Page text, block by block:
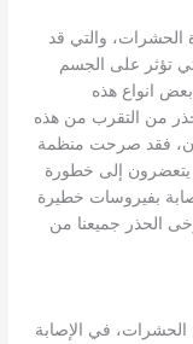
الحشرات، والتي قد
تؤثر على الجسم
انواع هذه
من التقرب من هذه
فقد صرحت منظمة
يتعضرون إلى خطورة
بفيروسات خطيرة
الحذر جميعنا من
في الإصابة